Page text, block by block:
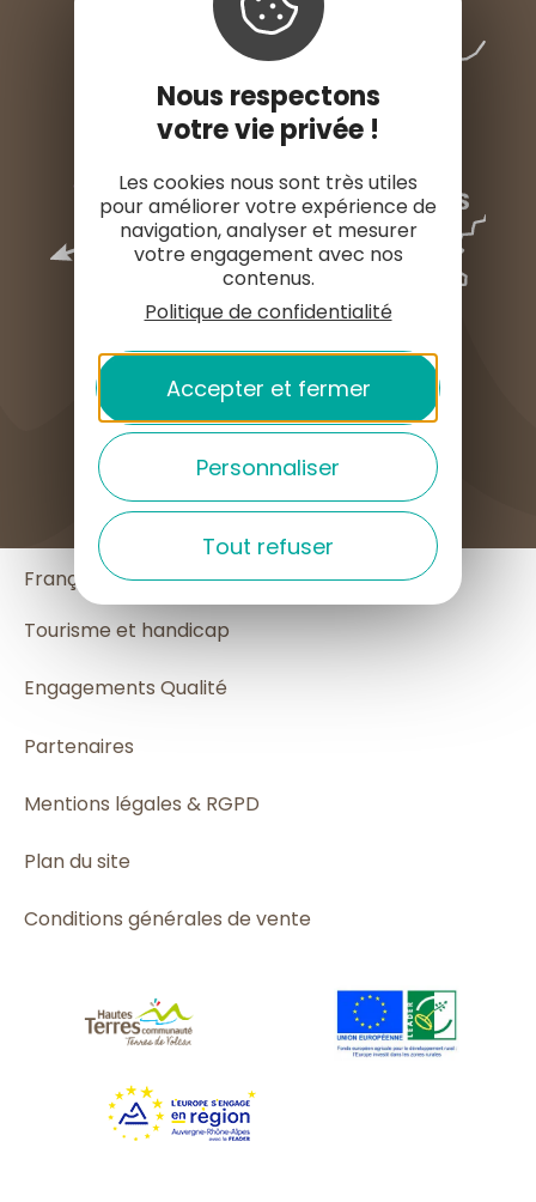
Français
Español
Tourisme et handicap
Engagements Qualité
Partenaires
Mentions légales & RGPD
Plan du site
Conditions générales de vente
Nous respectons
votre vie privée !
Les cookies nous sont très utiles
pour améliorer votre expérience de
navigation, analyser et mesurer
votre engagement avec nos
contenus.
Politique de confidentialité
Accepter et fermer
Personnaliser
Tout refuser